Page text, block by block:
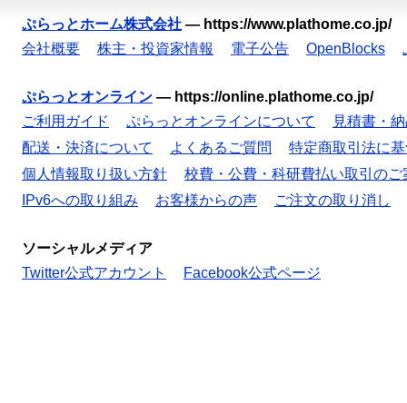
ぷらっとホーム株式会社 — https://www.plathome.co.jp/
会社概要
株主・投資家情報 電子公告 OpenBlocks
ぷらっとオンライン — https://online.plathome.co.jp/
ご利用ガイド
ぷらっとオンラインについて
見積書・
配送・決済について
よくあるご質問
特定商取引法に
個人情報取り扱い方針
校費・公費・科研費払い取引のご
IPv6への取り組み
お客様からの声 ご注文の取り消し
ソーシャルメディア
Twitter公式アカウント
Facebook公式ページ